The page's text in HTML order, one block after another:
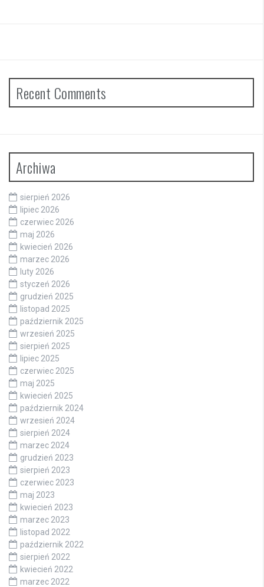
Recent Comments
Archiwa
sierpień 2026
lipiec 2026
czerwiec 2026
maj 2026
kwiecień 2026
marzec 2026
luty 2026
styczeń 2026
grudzień 2025
listopad 2025
październik 2025
wrzesień 2025
sierpień 2025
lipiec 2025
czerwiec 2025
maj 2025
kwiecień 2025
październik 2024
wrzesień 2024
sierpień 2024
marzec 2024
grudzień 2023
sierpień 2023
czerwiec 2023
maj 2023
kwiecień 2023
marzec 2023
listopad 2022
październik 2022
sierpień 2022
kwiecień 2022
marzec 2022